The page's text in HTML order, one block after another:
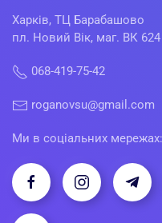
Харків, ТЦ Барабашово
пл. Новий Вік, маг. ВК 624
068-419-75-42
roganovsu@gmail.com
Ми в соціальних мережах: